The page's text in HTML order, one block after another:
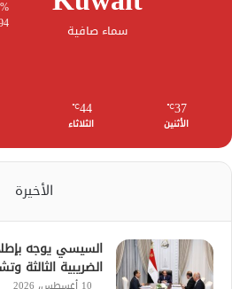
سماء صافية
4.94
37
℃
الأثنين
44
℃
الثلاثاء
الأخيرة
السيسي يوجه
الضريبية الثالثة